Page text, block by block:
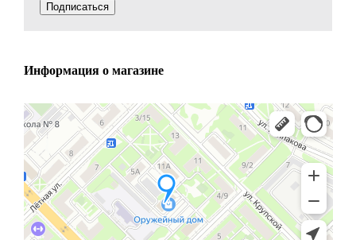
Подписаться
Информация о магазине